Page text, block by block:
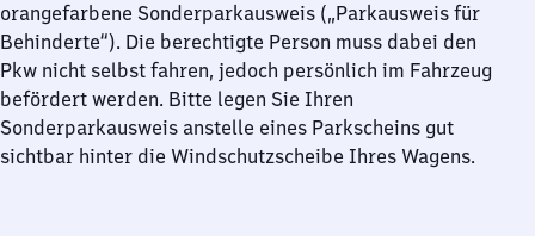
orangefarbene Sonderparkausweis („Parkausweis für
Behinderte“). Die berechtigte Person muss dabei den
Pkw nicht selbst fahren, jedoch persönlich im Fahrzeug
befördert werden. Bitte legen Sie Ihren
Sonderparkausweis anstelle eines Parkscheins gut
sichtbar hinter die Windschutzscheibe Ihres Wagens.